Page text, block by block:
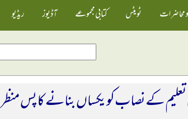
محاضرات ٹویٹس کتابی مجموعے آڈیوز ریڈیو
کے نصاب کو یکساں بنانے کا پس منظر